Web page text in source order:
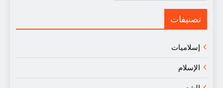
النقد
تصنيفات
إسلاميات
الإسلام